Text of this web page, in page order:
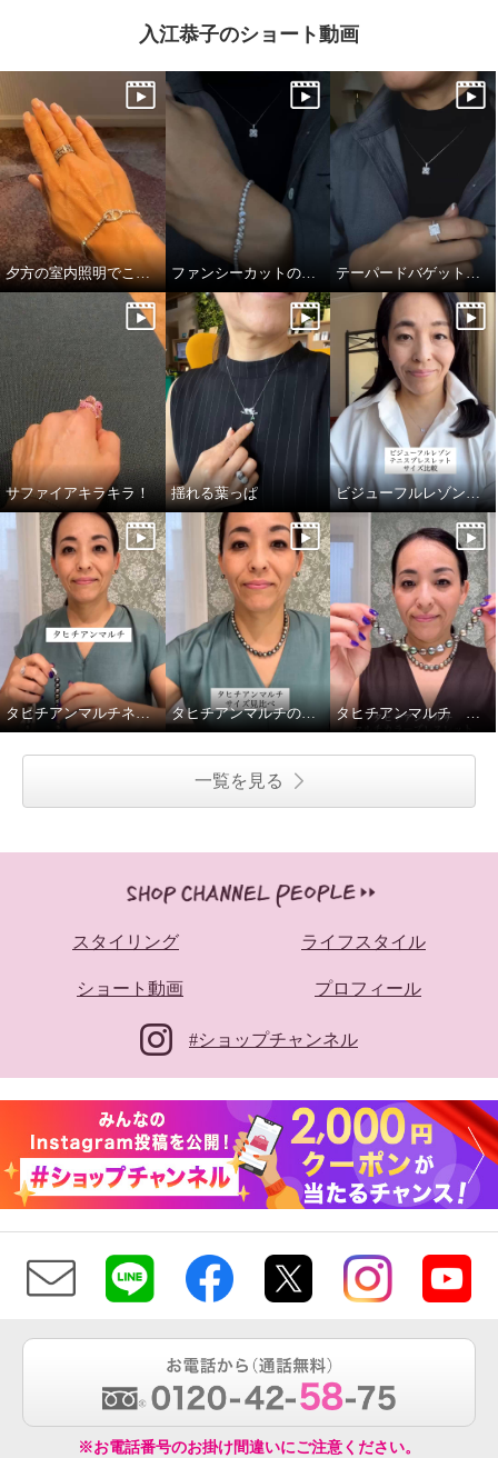
入江恭子のショート動画
夕方の室内照明でこの煌めき…！ ファンシーカットの独特かつ透明感あふれる輝き テーパードバゲットのキラキラっぷり！
サファイアキラキラ！ 揺れる葉っぱ ビジューフルレゾンテニスブレスレット比較
タヒチアンマルチネックレス留め金ご紹介 タヒチアンマルチのネックレス2種、重ねてみました タヒチアンマルチ マルチカラーブレスレットの着脱動画です
一覧を見る
スタイリング ライフスタイル
ショート動画 プロフィール
#ショップチャンネル
※お電話番号のお掛け間違いにご注意ください。